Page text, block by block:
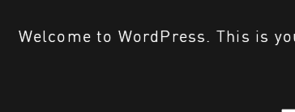
Welcome to WordPress. This is